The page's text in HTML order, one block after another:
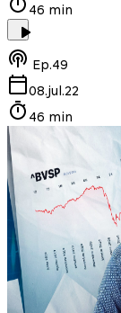
46 min
Ep.49
08.jul.22
46 min